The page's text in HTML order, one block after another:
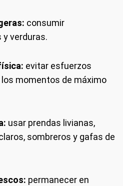
consumir
verduras.
evitar esfuerzos
momentos de máximo
usar prendas livianas,
sombreros y gafas de
permanecer en